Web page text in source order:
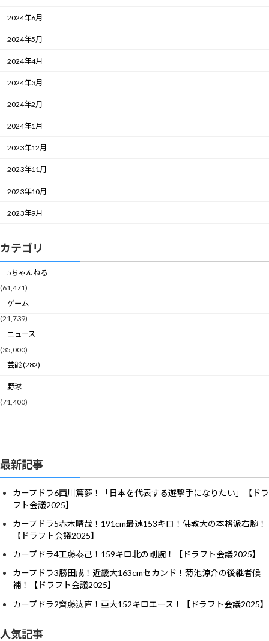
2024年6月
2024年5月
2024年4月
2024年3月
2024年2月
2024年1月
2023年12月
2023年11月
2023年10月
2023年9月
カテゴリ
5ちゃんねる
(61,471)
ゲーム
(21,739)
ニュース
(35,000)
芸能 (282)
野球
(71,400)
最新記事
カープドラ6西川篤夢！「日本を代表する遊撃手になりたい」【ドラ
フト会議2025】
カープドラ5赤木晴哉！191cm最速153キロ！佛教大の本格派右腕！
【ドラフト会議2025】
カープドラ4工藤泰己！159キロ北の剛腕！【ドラフト会議2025】
カープドラ3勝田成！近畿大163cmセカンド！菊池涼介の後継者候
補！【ドラフト会議2025】
カープドラ2齊藤汰直！亜大152キロエース！【ドラフト会議2025】
人気記事